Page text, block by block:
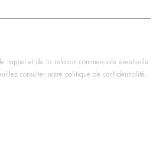
rappel et de la relation commerciale éventuelle
consulter notre politique de confidentialité.